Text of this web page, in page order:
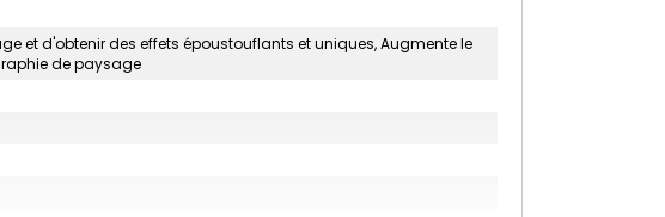
et d'obtenir des effets époustouflants et uniques, Augmente le
de paysage